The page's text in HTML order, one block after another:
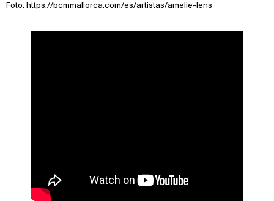
Foto: https://bcmmallorca.com/es/artistas/amelie-lens